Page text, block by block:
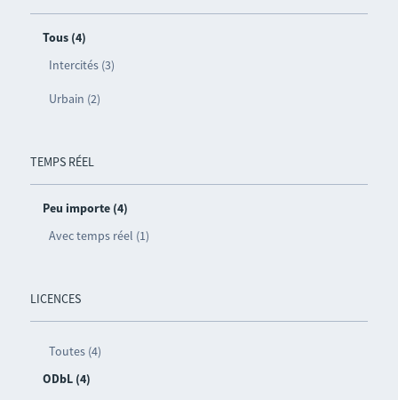
Tous (4)
Intercités (3)
Urbain (2)
TEMPS RÉEL
Peu importe (4)
Avec temps réel (1)
LICENCES
Toutes (4)
ODbL (4)